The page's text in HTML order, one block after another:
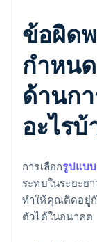
ข้อผิด
กำหน
ด้านก
อะไรบ้
การเลือกรูปแบ
ระทบในระยะย
ทำให้คุณติดอยู่กั
ตัวได้ในอนาคต